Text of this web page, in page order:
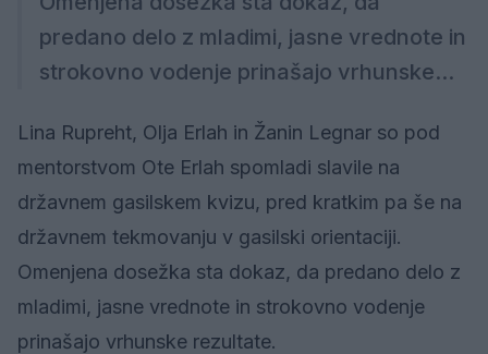
predano delo z mladimi, jasne vrednote in
strokovno vodenje prinašajo vrhunske...
Lina Rupreht, Olja Erlah in Žanin Legnar so pod
mentorstvom Ote Erlah spomladi slavile na
državnem gasilskem kvizu, pred kratkim pa še na
državnem tekmovanju v gasilski orientaciji.
Omenjena dosežka sta dokaz, da predano delo z
mladimi, jasne vrednote in strokovno vodenje
prinašajo vrhunske rezultate.